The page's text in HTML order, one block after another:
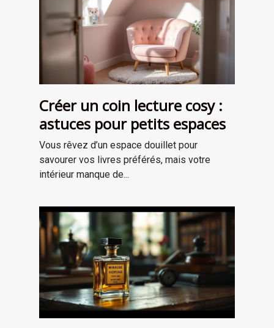
Créer un coin lecture cosy :
astuces pour petits espaces
Vous rêvez d’un espace douillet pour
savourer vos livres préférés, mais votre
intérieur manque de...